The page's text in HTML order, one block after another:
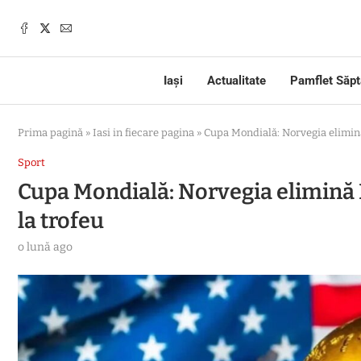
Iași Actualitate Pamflet
Prima pagină » Iasi in fiecare pagina » Cupa Mondială: Norvegia
Sport
Cupa Mondială: Norvegia
la trofeu
o lună ago